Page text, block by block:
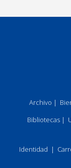
Archivo |
Bibliotecas|
Identidad |